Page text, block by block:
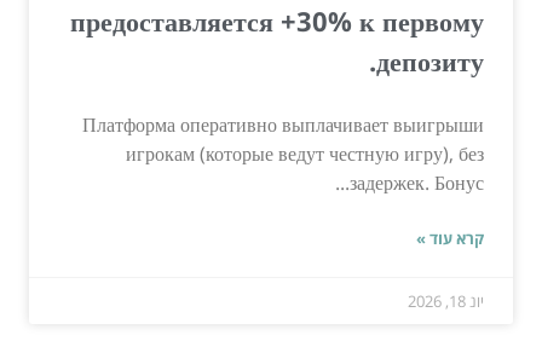
предоставляется +30% к первому
депозиту.
Платформа оперативно выплачивает выигрыши
игрокам (которые ведут честную игру), без
задержек. Бонус...
קרא עוד »
יונ 18, 2026